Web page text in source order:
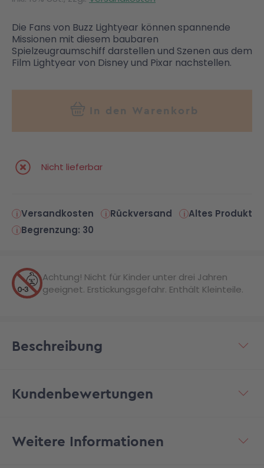
Die Fans von Buzz Lightyear können spannende
Missionen mit diesem baubaren
Spielzeugraumschiff darstellen und Szenen aus dem
Film Lightyear von Disney und Pixar nachstellen.
In den Warenkorb
Nicht lieferbar
Versandkosten Rückversand
Altes Produkt
Begrenzung: 30
Achtung! Nicht für Kinder unter drei Jahren
geeignet. Erstickungsgefahr. Enthält Kleinteile.
Beschreibung
Kundenbewertungen
Weitere Informationen